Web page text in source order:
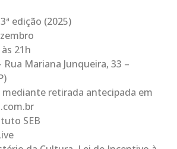
edição (2025)
21h
Rua Mariana Junqueira, 33 –
retirada antecipada em
SEB